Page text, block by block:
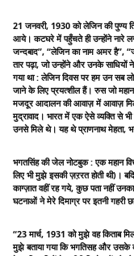
21 जनवरी, 1930 को लेजिन की पुण्य
आये। कटघरे में पहुँचते ही उन्होंने नारे
जन्दबाद”, “लेजिन का नाम अमर है”,
तार पढ़ा, जो उन्होंने और उनके
गया था : लेजिन दिवस पर हम उन सब
जाने के लिए प्रयत्शील हैं। रुस जो
मजदूर आदालन की आवाज़ में आवाज़ मिलाते
मुद्रावाद। भारत में एक ऐसे व्यक्ति से
उनसे मिले थे। यह थे प्राणनाथ मेहता,
भगतसिंह की जेल नोटबुक : एक महान
लिए भी मुझे इसकी ज़ऱरत होती थी)।
काग्ज़ात वहीं रह गये, कुछ पता नहीं
घटनाओं ने मेरे दिमाग्र पर इतनी गहरी
“23 मार्च, 1931 को मुझे वह किताब
मुझे बताया गया कि भगतिसह और उसके